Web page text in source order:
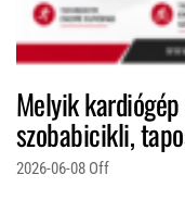
Melyik
szobabicikli,
2026-06-08 Off